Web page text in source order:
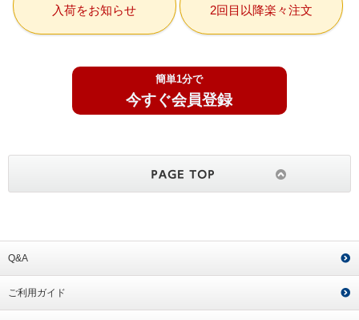
入荷をお知らせ 2回目以降楽々注文
簡単1分で
今すぐ会員登録
Q&A
ご利用ガイド